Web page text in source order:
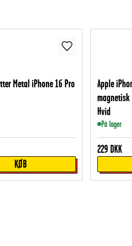
Metal iPhone 16 Pro
KØB
Apple
magnetisk
Hvid
På lager
229 DKK